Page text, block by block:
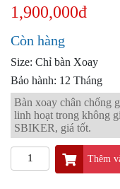
ĐỒ
CHƠI
PG1
PHỤ
KIỆN
YAMAHA
PG-
1
CẢNG
GIVI
ZR
1,900,000đ
Còn hàng
Size: Chỉ bàn Xoay
Bảo hành: 12 Tháng
Bàn xoay chân chống
linh hoạt trong không
SBIKER, giá tốt.
Thêm